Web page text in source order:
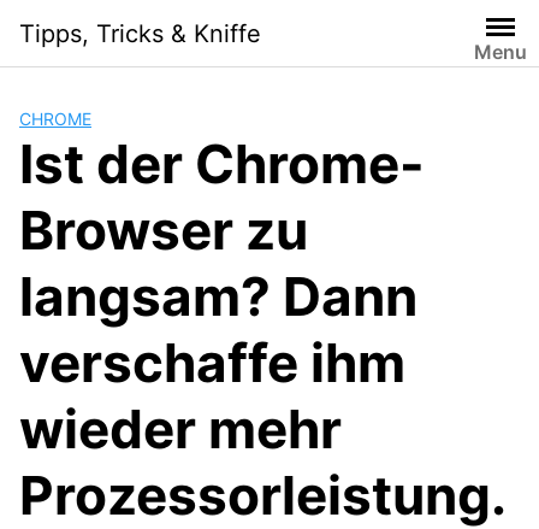
i
Tipps, Tricks & Kniffe
Menu
CHROME
Ist der Chrome-
Browser zu
langsam? Dann
verschaffe ihm
wieder mehr
Prozessorleistung.